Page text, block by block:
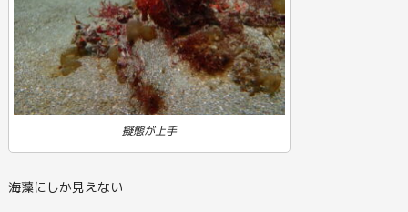
擬態が上手
海藻にしか見えない